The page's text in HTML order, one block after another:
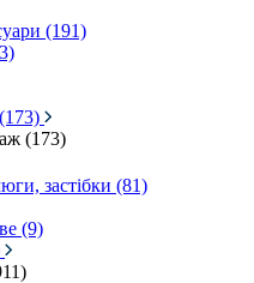
(191)
(173)
застібки (81)
(9)